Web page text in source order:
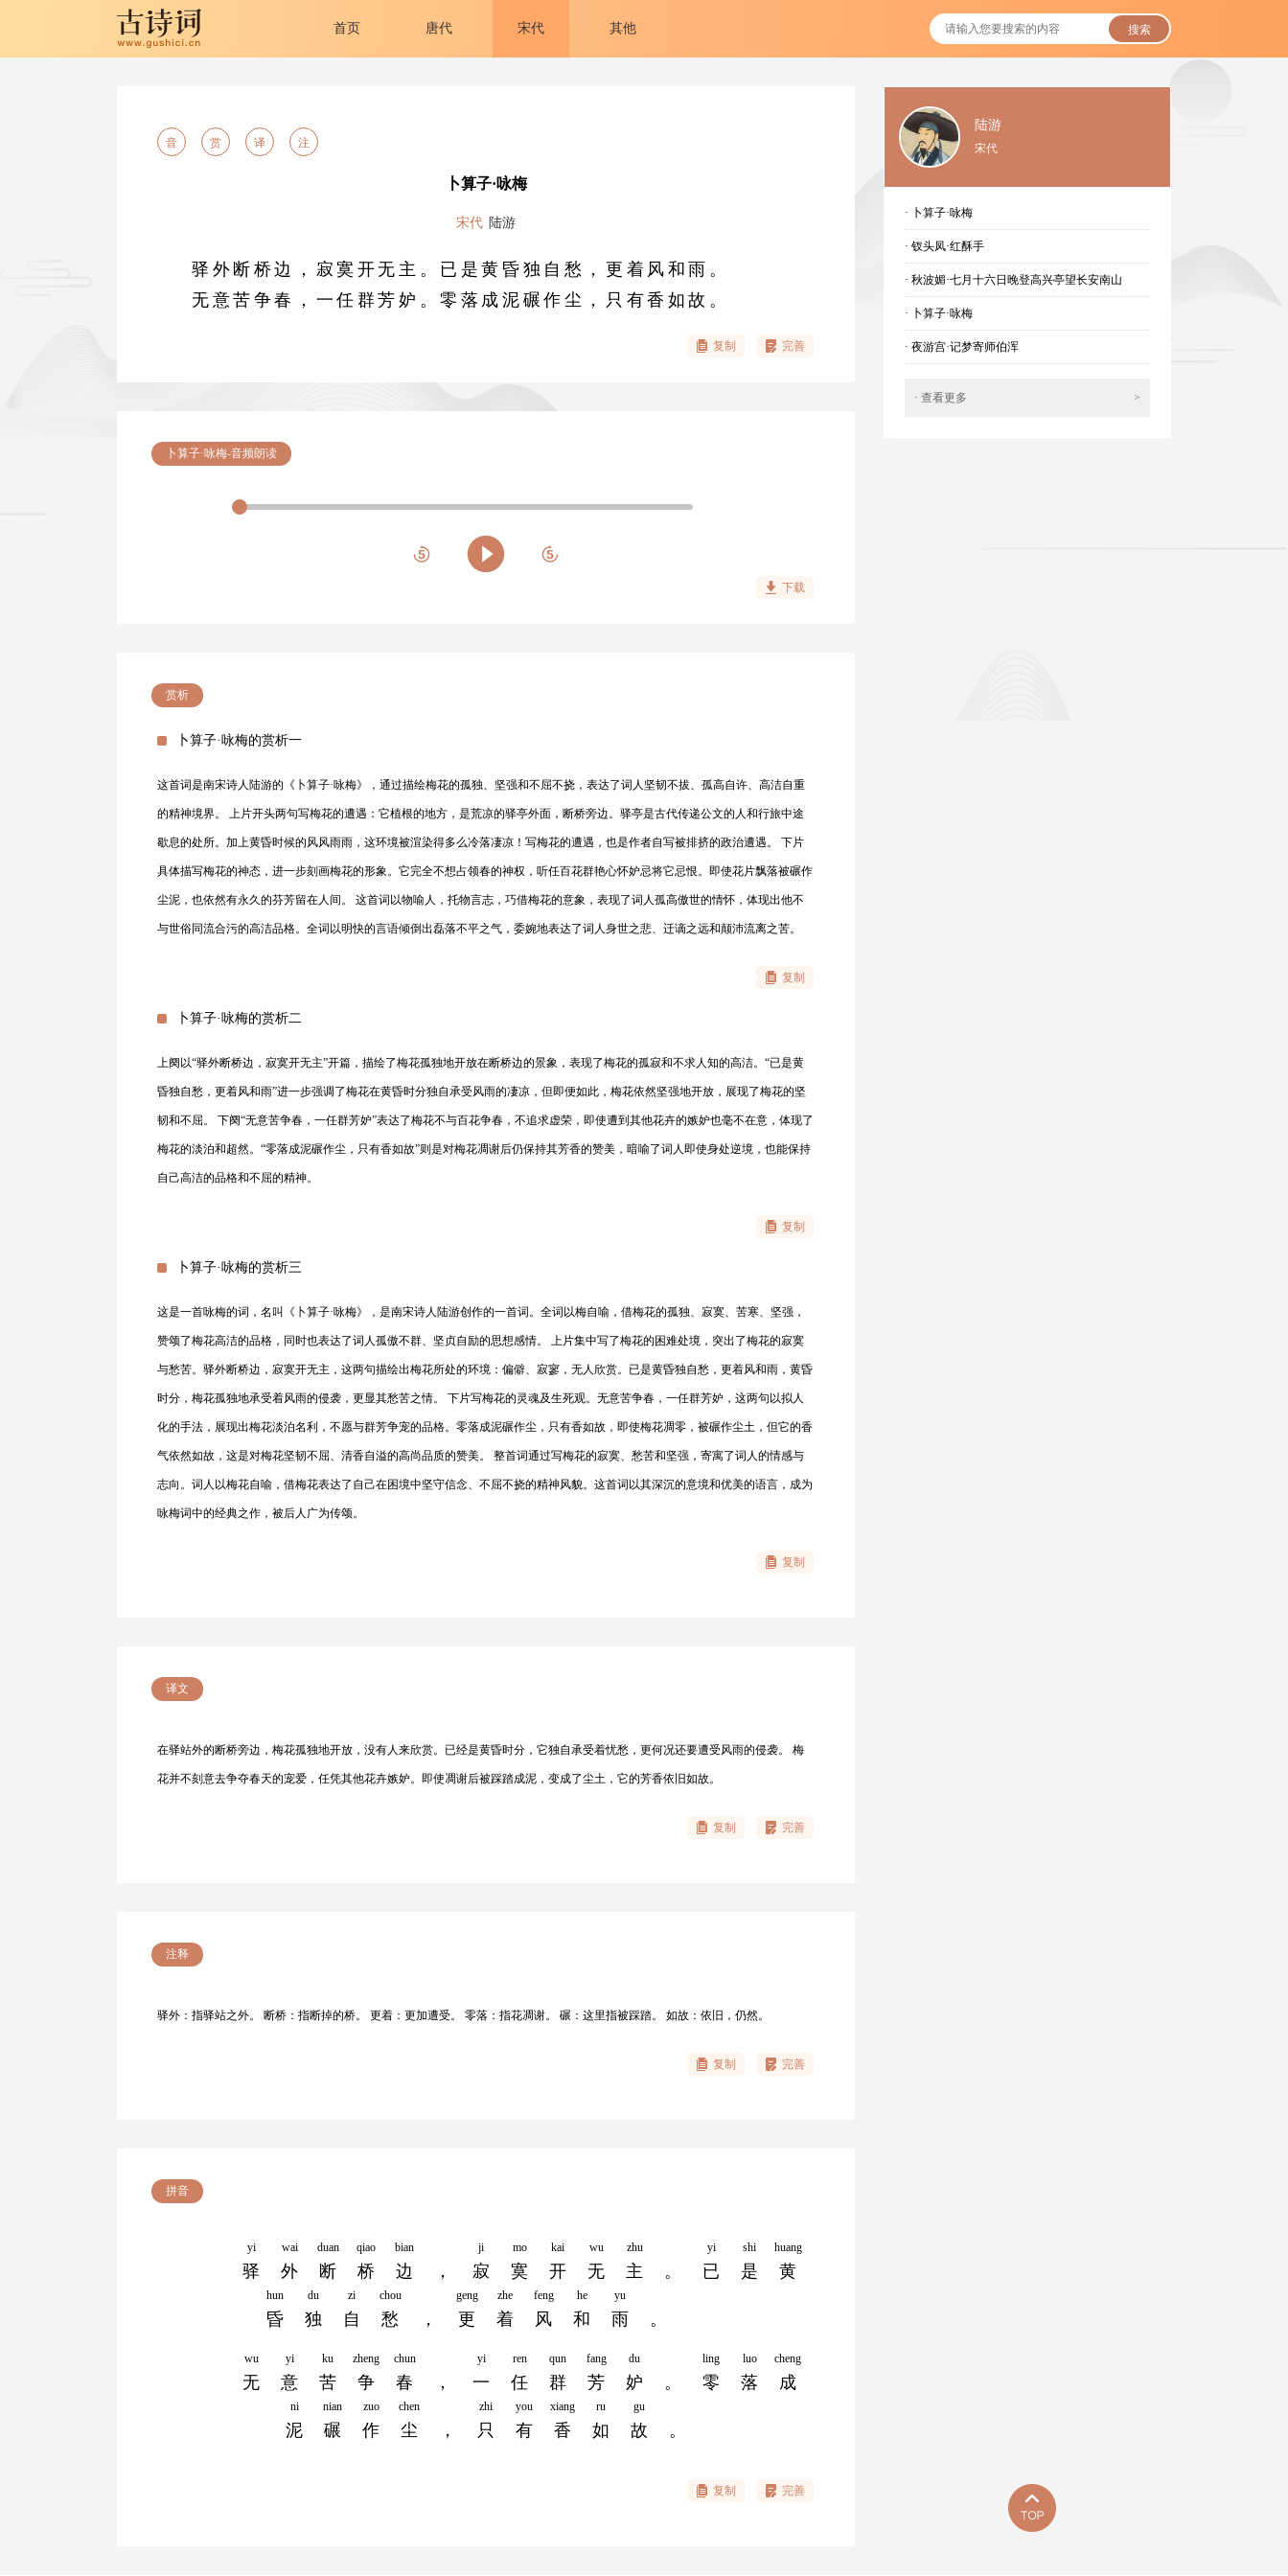
首页 唐代 宋代 其他 搜索
音 赏 译 注
卜算子·咏梅
宋代 陆游
驿外断桥边，寂寞开无主。已是黄昏独自愁，更着风和雨。
无意苦争春，一任群芳妒。零落成泥碾作尘，只有香如故。
复制 完善
卜算子·咏梅-音频朗读
下载
赏析
卜算子·咏梅的赏析一
这首词是南宋诗人陆游的《卜算子·咏梅》，通过描绘梅花的孤独、坚强和不屈不挠，表达了词人坚韧不拔、孤高自许、高洁自重
的精神境界。 上片开头两句写梅花的遭遇：它植根的地方，是荒凉的驿亭外面，断桥旁边。驿亭是古代传递公文的人和行旅中途
歇息的处所。加上黄昏时候的风风雨雨，这环境被渲染得多么冷落凄凉！写梅花的遭遇，也是作者自写被排挤的政治遭遇。 下片
具体描写梅花的神态，进一步刻画梅花的形象。它完全不想占领春的神权，听任百花群艳心怀妒忌将它忌恨。即使花片飘落被碾作
尘泥，也依然有永久的芬芳留在人间。 这首词以物喻人，托物言志，巧借梅花的意象，表现了词人孤高傲世的情怀，体现出他不
与世俗同流合污的高洁品格。全词以明快的言语倾倒出磊落不平之气，委婉地表达了词人身世之悲、迁谪之远和颠沛流离之苦。
复制
卜算子·咏梅的赏析二
上阕以“驿外断桥边，寂寞开无主”开篇，描绘了梅花孤独地开放在断桥边的景象，表现了梅花的孤寂和不求人知的高洁。“已是黄
昏独自愁，更着风和雨”进一步强调了梅花在黄昏时分独自承受风雨的凄凉，但即便如此，梅花依然坚强地开放，展现了梅花的坚
韧和不屈。 下阕“无意苦争春，一任群芳妒”表达了梅花不与百花争春，不追求虚荣，即使遭到其他花卉的嫉妒也毫不在意，体现了
梅花的淡泊和超然。“零落成泥碾作尘，只有香如故”则是对梅花凋谢后仍保持其芳香的赞美，暗喻了词人即使身处逆境，也能保持
自己高洁的品格和不屈的精神。
复制
卜算子·咏梅的赏析三
这是一首咏梅的词，名叫《卜算子·咏梅》，是南宋诗人陆游创作的一首词。全词以梅自喻，借梅花的孤独、寂寞、苦寒、坚强，
赞颂了梅花高洁的品格，同时也表达了词人孤傲不群、坚贞自励的思想感情。 上片集中写了梅花的困难处境，突出了梅花的寂寞
与愁苦。驿外断桥边，寂寞开无主，这两句描绘出梅花所处的环境：偏僻、寂寥，无人欣赏。已是黄昏独自愁，更着风和雨，黄昏
时分，梅花孤独地承受着风雨的侵袭，更显其愁苦之情。 下片写梅花的灵魂及生死观。无意苦争春，一任群芳妒，这两句以拟人
化的手法，展现出梅花淡泊名利，不愿与群芳争宠的品格。零落成泥碾作尘，只有香如故，即使梅花凋零，被碾作尘土，但它的香
气依然如故，这是对梅花坚韧不屈、清香自溢的高尚品质的赞美。 整首词通过写梅花的寂寞、愁苦和坚强，寄寓了词人的情感与
志向。词人以梅花自喻，借梅花表达了自己在困境中坚守信念、不屈不挠的精神风貌。这首词以其深沉的意境和优美的语言，成为
咏梅词中的经典之作，被后人广为传颂。
复制
译文
在驿站外的断桥旁边，梅花孤独地开放，没有人来欣赏。已经是黄昏时分，它独自承受着忧愁，更何况还要遭受风雨的侵袭。 梅
花并不刻意去争夺春天的宠爱，任凭其他花卉嫉妒。即使凋谢后被踩踏成泥，变成了尘土，它的芳香依旧如故。
复制 完善
注释
驿外：指驿站之外。 断桥：指断掉的桥。 更着：更加遭受。 零落：指花凋谢。 碾：这里指被踩踏。 如故：依旧，仍然。
复制 完善
拼音
yi
驿
wai
外
duan
断
qiao
桥
bian
边 ，
ji
寂
mo
寞
kai
开
wu
无
zhu
主 。
yi
已
shi
是
huang
黄
hun
昏
du
独
zi
自
chou
愁 ，
geng
更
zhe
着
feng
风
he
和
yu
雨 。
wu
无
yi
意
ku
苦
zheng
争
chun
春 ，
yi
一
ren
任
qun
群
fang
芳
du
妒 。
ling
零
luo
落
cheng
成
ni
泥
nian
碾
zuo
作
chen
尘 ，
zhi
只
you
有
xiang
香
ru
如
gu
故 。
复制 完善
陆游
宋代
· 卜算子·咏梅
· 钗头凤·红酥手
· 秋波媚·七月十六日晚登高兴亭望长安南山
· 卜算子·咏梅
· 夜游宫·记梦寄师伯浑
>
· 查看更多